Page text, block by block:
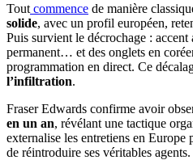
Tout commence de manière
solide, avec un profil européen,
Puis survient le décrochage : accent
permanent… et des onglets en
programmation en direct. Ce
l’infiltration.
Fraser Edwards confirme avoir
en un an, révélant une tactique
externalise les entretiens en Europe
de réintroduire ses véritables agents.